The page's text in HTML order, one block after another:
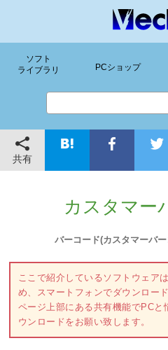
ソフト
ライブラリ
PCショップ
共有
カスタマー
バーコード(カスタマーバ
ここで紹介しているソフトウェア
め、スマートフォンでダウンロー
ページ上部にある共有機能でPCと
ウンロードをお願い致します。